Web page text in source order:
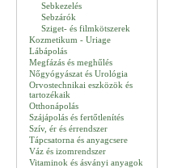
Sebkezelés
Sebzárók
Sziget- és filmkötszerek
Kozmetikum - Uriage
Lábápolás
Megfázás és meghűlés
Nőgyógyászat és Urológia
Orvostechnikai eszközök és
tartozékaik
Otthonápolás
Szájápolás és fertőtlenítés
Szív, ér és érrendszer
Tápcsatorna és anyagcsere
Váz és izomrendszer
Vitaminok és ásványi anyagok